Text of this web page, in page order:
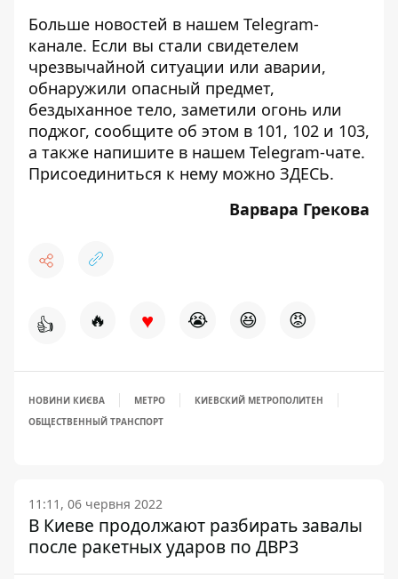
Больше новостей в нашем Telegram-
канале. Если вы стали свидетелем
чрезвычайной ситуации или аварии,
обнаружили опасный предмет,
бездыханное тело, заметили огонь или
поджог, сообщите об этом в 101, 102 и 103,
а также напишите в нашем Telegram-чате.
Присоединиться к нему можно ЗДЕСЬ.
Варвара Грекова
👍 🔥 ♥ 😭 😆 😡
НОВИНИ КИЄВА МЕТРО
КИЕВСКИЙ МЕТРОПОЛИТЕН
ОБЩЕСТВЕННЫЙ ТРАНСПОРТ
11:11, 06 червня 2022
В Киеве продолжают разбирать завалы
после ракетных ударов по ДВРЗ